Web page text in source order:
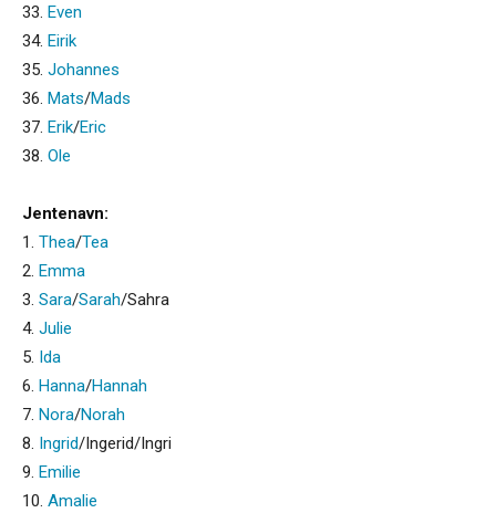
33. Even
34. Eirik
35. Johannes
36. Mats/Mads
37. Erik/Eric
38. Ole
Jentenavn:
1. Thea/Tea
2. Emma
3. Sara/Sarah/Sahra
4. Julie
5. Ida
6. Hanna/Hannah
7. Nora/Norah
8. Ingrid/Ingerid/Ingri
9. Emilie
10. Amalie